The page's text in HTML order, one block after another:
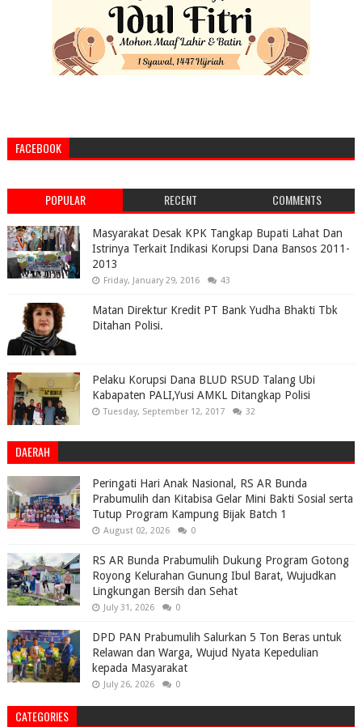
FACEBOOK
POPULAR RECENT COMMENTS
Masyarakat Desak KPK Tangkap Bupati Lahat Dan
Istrinya Terkait Indikasi Korupsi Dana Bansos 2011-
2013
Friday, January 29, 2016 43
Matan Direktur Kredit PT Bank Yudha Bhakti Tbk
Ditahan Polisi.
Pelaku Korupsi Dana BLUD RSUD Talang Ubi
Kabapaten PALI,Yusi AMKL Ditangkap Polisi
Tuesday, September 12, 2017 32
DAERAH
Peringati Hari Anak Nasional, RS AR Bunda
Prabumulih dan Kitabisa Gelar Mini Bakti Sosial serta
Tutup Program Kampung Bijak Batch 1
August 02, 2026 0
RS AR Bunda Prabumulih Dukung Program Gotong
Royong Kelurahan Gunung Ibul Barat, Wujudkan
Lingkungan Bersih dan Sehat
July 31, 2026 0
DPD PAN Prabumulih Salurkan 5 Ton Beras untuk
Relawan dan Warga, Wujud Nyata Kepedulian
kepada Masyarakat
July 26, 2026 0
CATEGORIES